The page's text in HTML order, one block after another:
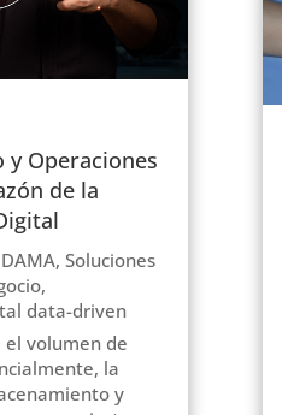
Operaciones
de la
DAMA, Soluciones
,
data-driven
el volumen de
la
y